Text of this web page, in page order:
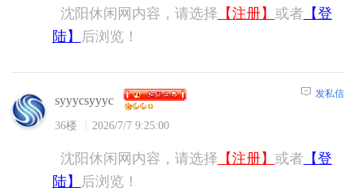
沈阳休闲网内容，请选择 【注册】 或者 【登
陆】
后浏览！
syyycsyyyc
36楼 2026/7/7 9:25:00
发私信
沈阳休闲网内容，请选择 【注册】 或者 【登
陆】
后浏览！